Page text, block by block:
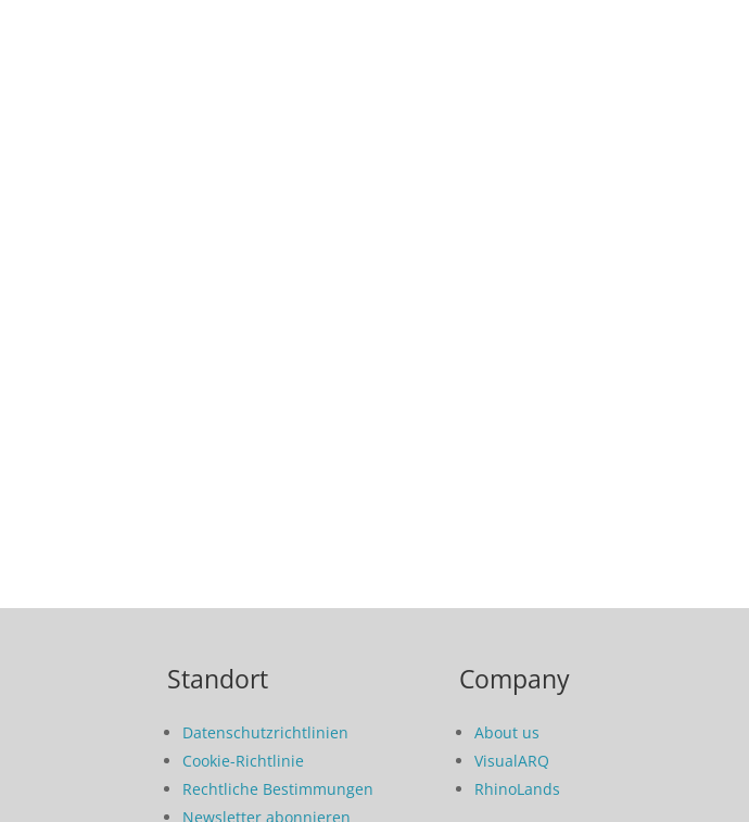
Standort
Datenschutzrichtlinien
Cookie-Richtlinie
Rechtliche Bestimmungen
Newsletter abonnieren
Company
About us
VisualARQ
RhinoLands